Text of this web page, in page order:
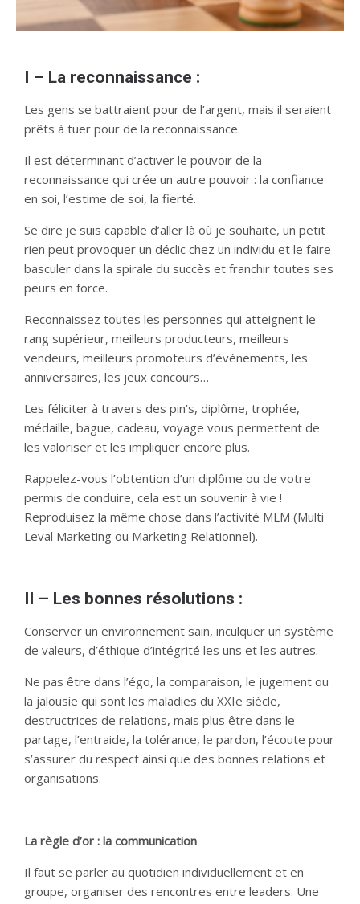
I – La reconnaissance :
Les gens se battraient pour de l’argent, mais il seraient
prêts à tuer pour de la reconnaissance.
Il est déterminant d’activer le pouvoir de la
reconnaissance qui crée un autre pouvoir : la confiance
en soi, l’estime de soi, la fierté.
Se dire je suis capable d’aller là où je souhaite, un petit
rien peut provoquer un déclic chez un individu et le faire
basculer dans la spirale du succès et franchir toutes ses
peurs en force.
Reconnaissez toutes les personnes qui atteignent le
rang supérieur, meilleurs producteurs, meilleurs
vendeurs, meilleurs promoteurs d’événements, les
anniversaires, les jeux concours…
Les féliciter à travers des pin’s, diplôme, trophée,
médaille, bague, cadeau, voyage vous permettent de
les valoriser et les impliquer encore plus.
Rappelez-vous l’obtention d’un diplôme ou de votre
permis de conduire, cela est un souvenir à vie !
Reproduisez la même chose dans l’activité MLM (Multi
Leval Marketing ou Marketing Relationnel).
II – Les bonnes résolutions :
Conserver un environnement sain, inculquer un système
de valeurs, d’éthique d’intégrité les uns et les autres.
Ne pas être dans l’égo, la comparaison, le jugement ou
la jalousie qui sont les maladies du XXIe siècle,
destructrices de relations, mais plus être dans le
partage, l’entraide, la tolérance, le pardon, l’écoute pour
s’assurer du respect ainsi que des bonnes relations et
organisations.
La règle d’or : la communication
Il faut se parler au quotidien individuellement et en
groupe, organiser des rencontres entre leaders. Une